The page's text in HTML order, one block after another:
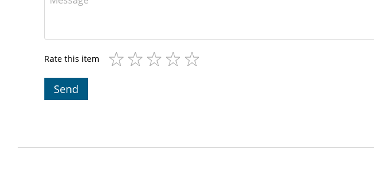
Rate this item
Send